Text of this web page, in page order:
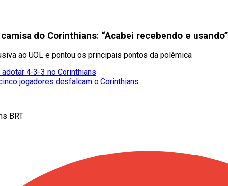
do Corinthians: “Acabei recebendo e usando”
ao UOL e pontou os principais pontos da polêmica
4-3-3 no Corinthians
jogadores desfalcam o Corinthians
BRT